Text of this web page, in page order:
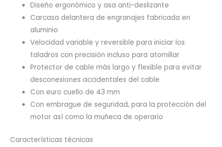
Diseño ergonómico y asa anti-deslizante
Carcasa delantera de engranajes fabricada en
aluminio
Velocidad variable y reversible para iniciar los
taladros con precisión incluso para atornillar
Protector de cable más largo y flexible para evitar
desconexiones accidentales del cable
Con euro cuello de 43 mm
Con embrague de seguridad, para la protección del
motor así como la muñeca de operario
Características técnicas